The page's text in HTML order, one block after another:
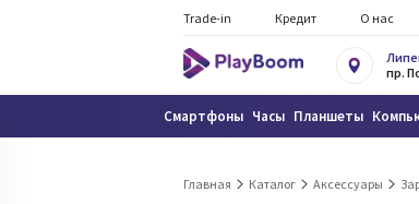
Trade-in Кредит О нас
пр.
Смартфоны Часы Планшеты
Главная Каталог Аксессуары